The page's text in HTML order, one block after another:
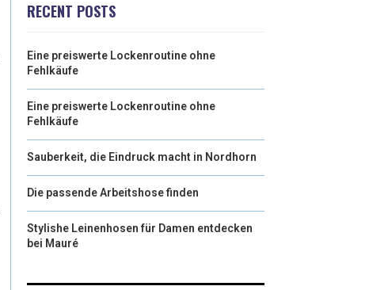
RECENT POSTS
Eine preiswerte Lockenroutine ohne
Fehlkäufe
Eine preiswerte Lockenroutine ohne
Fehlkäufe
Sauberkeit, die Eindruck macht in Nordhorn
Die passende Arbeitshose finden
Stylishe Leinenhosen für Damen entdecken
bei Mauré